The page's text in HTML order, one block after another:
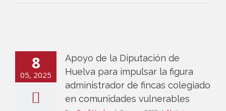
8
05, 2025
Apoyo de la Diputación de
Huelva para impulsar la figura
administrador de fincas colegiado
en comunidades vulnerables